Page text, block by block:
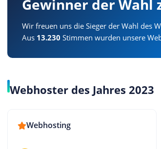
Gewinner der Wahl
Wir freuen uns die Sieger der Wahl des
Aus 13.230 Stimmen wurden unsere
Webhoster des Jahres 2023
Webhosting